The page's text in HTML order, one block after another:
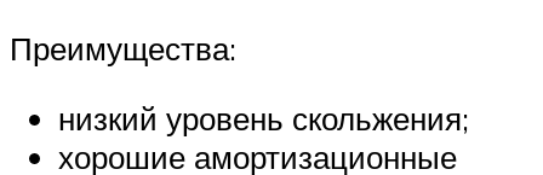
Преимущества:
низкий уровень скольжения;
хорошие амортизационные